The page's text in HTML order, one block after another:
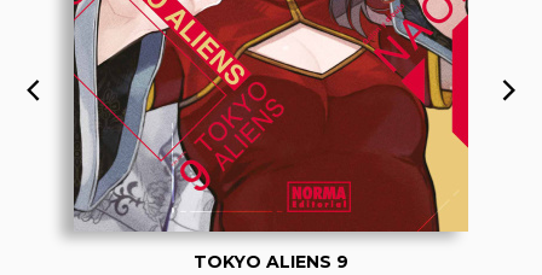
TOKYO ALIENS 9